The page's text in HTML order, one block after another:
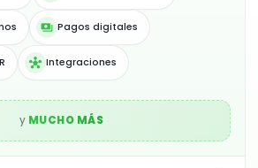
payments Pagos digitales
hub Integraciones
y MUCHO MÁS